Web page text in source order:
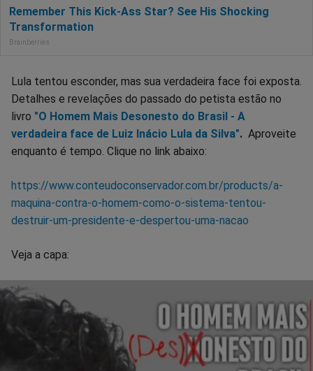
Lula tentou esconder, mas sua verdadeira face foi exposta.
Detalhes e revelações do passado do petista estão no
livro "O Homem Mais Desonesto do Brasil - A
verdadeira face de Luiz Inácio Lula da Silva". Aproveite
enquanto é tempo. Clique no link abaixo:
https://www.conteudoconservador.com.br/products/a-
maquina-contra-o-homem-como-o-sistema-tentou-
destruir-um-presidente-e-despertou-uma-nacao
Veja a capa: